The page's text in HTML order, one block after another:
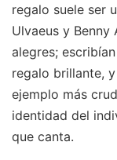
regalo suele ser
Ulvaeus y Benny
alegres;
regalo brillante,
ejemplo más
identidad del
que canta.